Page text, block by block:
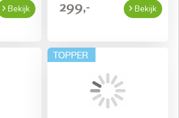
Bekijk 299,- Bekijk